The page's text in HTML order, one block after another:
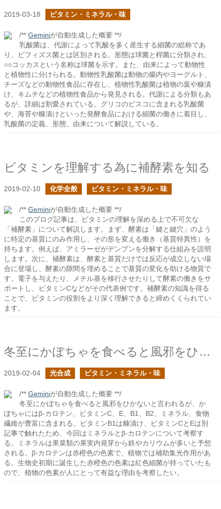
2019-03-18 ビタミン・ミネラル・味
/** Geminiが自動生成した概要 **/
乳酸菌は、代謝によって乳酸を多く産生する細菌の総称であ
り、ビフィズス菌とは区別される。形態は球菌と桿菌に分類され、
○○コッカスという名称は球菌を示す。また、由来によって動物性
と植物性に分けられる。動物性乳酸菌は動物の腸内やヨーグルト、
チーズなどの動物性食品に存在し、植物性乳酸菌は植物の葉や糠漬
け、キムチなどの植物性食品から発見される。代謝による分類もあ
るが、詳細は割愛されている。グリコのビスコに含まれる乳酸菌
や、海苔や糠漬けといった発酵食品における細菌の働きに着目し、
乳酸菌の定義、形態、由来について解説している。
ビタミンを理解する為に補酵素を知る
2019-02-10 化学全般 ビタミン・ミネラル・味
/** Geminiが自動生成した概要 **/
このブログ記事は、ビタミンの理解を深める上で不可欠な
「補酵素」について解説します。まず、酵素は「鍵と鍵穴」のよう
に特定の基質にのみ作用し、その形を変える働き（基質特異性）を
持ちます。例えば、アミラーゼがデンプンを分解する仕組みを説明
します。次に、補酵素は、酵素と基質だけでは反応が成立しない場
合に登場し、酵素の隙間を埋めることで基質の変化を助ける物質で
す。電子を与えたり、メチル基を移行させたりして酵素の働きをサ
ポートし、ビタミンCなどがその代表例です。補酵素の知識を得る
ことで、ビタミンの役割をより深く理解できると締めくくられてい
ます。
冬至にかぼちゃを食べると風邪をひかないというけれど
2019-02-04 光合成 ビタミン・ミネラル・味
/** Geminiが自動生成した概要 **/
冬至にかぼちゃを食べると風邪をひかないと言われるが、か
ぼちゃにはβ-カロテン、ビタミンC、E、B1、B2、ミネラル、食物
繊維が豊富に含まれる。ビタミンB1は糠漬け、ビタミンCとEは別
記事で触れたため、今回はミネラルとβ-カロテンについて考察す
る。ミネラルは果菜類の果実内発芽から鉄やカリウムが多いと予想
される。β-カロテンは赤橙色の色素で、植物では補助集光作用があ
る。生物史初期に誕生した赤橙色の色素は紅色細菌が持っていたも
ので、植物の色素が人にとって有益な理由を考察したい。